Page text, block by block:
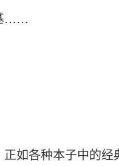
……
如各种本子中的经